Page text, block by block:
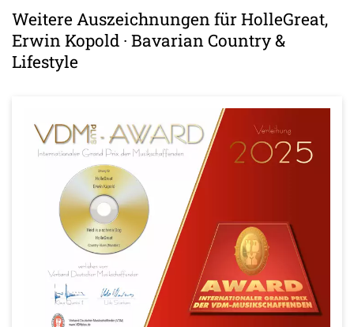
Weitere Auszeichnungen für HolleGreat,
Erwin Kopold · Bavarian Country &
Lifestyle